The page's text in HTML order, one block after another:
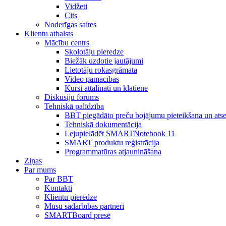
Vidžeti
Cits
Noderīgas saites
Klientu atbalsts
Mācību centrs
Skolotāju pieredze
Biežāk uzdotie jautājumi
Lietotāju rokasgrāmata
Video pamācības
Kursi attālināti un klātienē
Diskusiju forums
Tehniskā palīdzība
BBT piegādāto preču bojājumu pieteikšana un
Tehniskā dokumentācija
Lejupielādēt SMARTNotebook 11
SMART produktu reģistrācija
Programmatūras atjaunināšana
Ziņas
Par mums
Par BBT
Kontakti
Klientu pieredze
Mūsu sadarbības partneri
SMARTBoard presē